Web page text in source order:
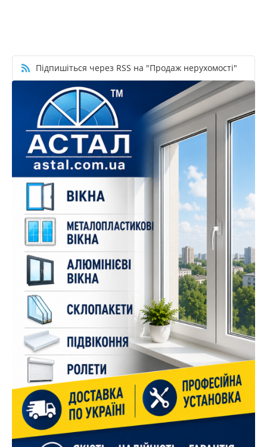
Підпишіться через RSS на "Продаж нерухомості"